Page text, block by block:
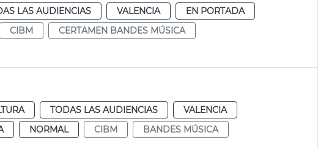
LAS AUDIENCIAS VALENCIA
EN PORTADA
CIBM
CERTAMEN BANDES MÚSICA
TODAS LAS AUDIENCIAS
VALENCIA
NORMAL CIBM
BANDES MÚSICA